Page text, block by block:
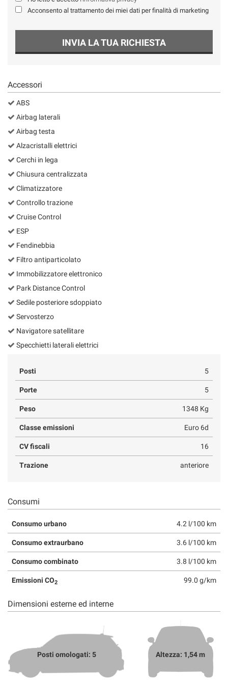
Acconsento al trattamento dei miei dati per finalità di marketing
INVIA LA TUA RICHIESTA
Accessori
ABS
Airbag laterali
Airbag testa
Alzacristalli elettrici
Cerchi in lega
Chiusura centralizzata
Climatizzatore
Controllo trazione
Cruise Control
ESP
Fendinebbia
Filtro antiparticolato
Immobilizzatore elettronico
Park Distance Control
Sedile posteriore sdoppiato
Servosterzo
Navigatore satellitare
Specchietti laterali elettrici
Posti 5
Porte 5
Peso 1348 Kg
Classe emissioni Euro 6d
CV fiscali 16
Trazione anteriore
Consumi
Consumo urbano 4.2 l/100 km
Consumo extraurbano 3.6 l/100 km
Consumo combinato 3.8 l/100 km
Emissioni CO2 99.0 g/km
Dimensioni esterne ed interne
Posti omologati: 5 Altezza: 1,54 m
Salva